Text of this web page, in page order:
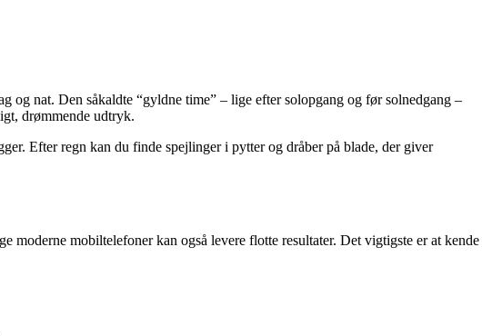
nat. Den såkaldte “gyldne time” – lige efter solopgang og før solnedgang –
drømmende udtryk.
Efter regn kan du finde spejlinger i pytter og dråber på blade, der giver
moderne mobiltelefoner kan også levere flotte resultater. Det vigtigste er at kende